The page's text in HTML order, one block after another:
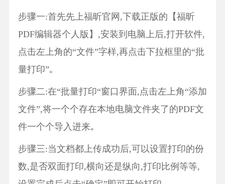
步骤一:首先先上福昕官网,下载正版的【福昕
PDF编辑器个人版】,安装到电脑上后,打开软件,
点击左上角的“文件”字样,再点击下拉框里的“批
量打印”｡
步骤二:在“批量打印“窗口界面,点击左上角“添加
文件”,将一个个存在本地电脑文件夹了的PDF文
件一个个导入进来｡
步骤三:当文档都上传成功后,可以设置打印的份
数,是否双面打印,横向还是纵向,打印比例等等,